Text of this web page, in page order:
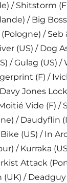
/ Shitstorm
/ Big
/ Seb
(US) / Dog
/ Gulag (US)
(F) /
Jones
Vide (F) /
/ Daudyflin
(US) / In
/ Kurraka
Attack
(UK) /